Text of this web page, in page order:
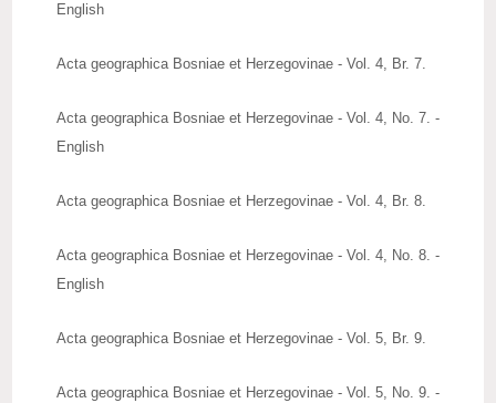
English
Acta geographica Bosniae et Herzegovinae - Vol. 4, Br. 7.
Acta geographica Bosniae et Herzegovinae - Vol. 4, No. 7. -
English
Acta geographica Bosniae et Herzegovinae - Vol. 4, Br. 8.
Acta geographica Bosniae et Herzegovinae - Vol. 4, No. 8. -
English
Acta geographica Bosniae et Herzegovinae - Vol. 5, Br. 9.
Acta geographica Bosniae et Herzegovinae - Vol. 5, No. 9. -